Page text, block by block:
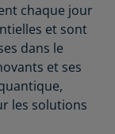
chaque jour
et sont
dans le
et ses
les solutions